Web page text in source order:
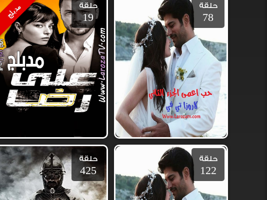
حلقة
78 مدبلج حلقة
19
حلقة
122
حلقة
425